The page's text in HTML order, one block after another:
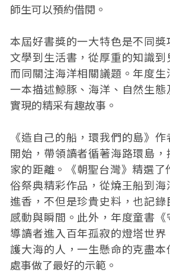
師生可以預約借閱。
本屆好書獎的一大特色是不同
文學到生活書，從厚重的知識
而同關注海洋相關議題。年度
一本描述鯨豚、海洋、自然生
實現的精采有趣故事。
《造自己的船，環我們的島》
開始，帶領讀者循著海路環島
家的距離。《朝聖台灣》精選了
俗祭典精彩作品，從燒王船到
進香，不但是珍貴史料，也記
感動與瞬間。此外，年度童書《
導讀者進入百年孤寂的燈塔世
護大海的人，一生懸命的克盡本
處事做了最好的示範。